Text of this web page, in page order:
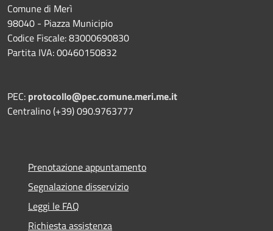
Comune di Merì
98040 - Piazza Municipio
Codice Fiscale: 83000690830
Partita IVA: 00460150832
PEC: protocollo@pec.comune.meri.me.it
Centralino (+39) 090.9763777
Prenotazione appuntamento
Segnalazione disservizio
Leggi le FAQ
Richiesta assistenza